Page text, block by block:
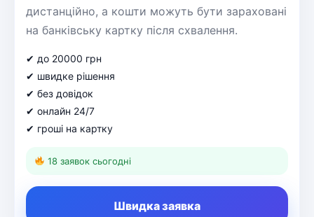
дистанційно, а кошти можуть бути зараховані
на банківську картку після схвалення.
✔ до 20000 грн
✔ швидке рішення
✔ без довідок
✔ онлайн 24/7
✔ гроші на картку
18 заявок сьогодні
Швидка заявка